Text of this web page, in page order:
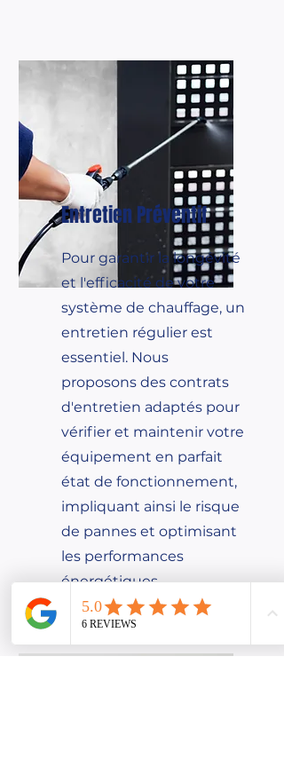
Entretien Préventif
Pour garantir la longévité
et l'efficacité de votre
système de chauffage, un
entretien régulier est
essentiel. Nous
proposons des contrats
d'entretien adaptés pour
vérifier et maintenir votre
équipement en parfait
état de fonctionnement,
impliquant ainsi le risque
de pannes et optimisant
les performances
énergétiques.